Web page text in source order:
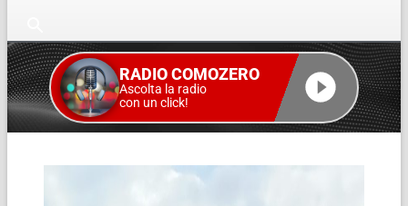
RADIO COMOZERO
Ascolta la radio
con un click!